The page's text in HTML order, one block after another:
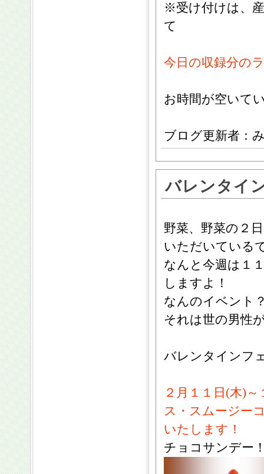
※受け付けは、
て
今日の収録分の
お時間が空いて
ブログ更新者：
バレンタイ
野菜、野菜の２
いただいている
なんと今週は１
しますよ！
なんのイベント
それは世の男性
バレンタインフ
２月１１日(木)
ス・スムージー
いたします！
チョコサンデー